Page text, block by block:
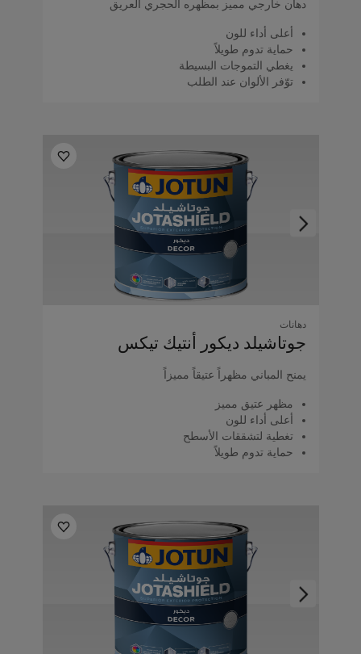
دهان خارجي مميز بمظهره الحجري العريق
أعلى أداء للون
حماية تدوم طويلاً
يغطي التموجات البسيطة
توّفر الألوان عند الطلب
دهانات
جوتاشيلد ديكور أنتيك تيكس
يمنح المباني مظهراً عتيقاً مميزاً
مظهر عتيق مميز
أعلى أداء للون
تغطية لتشققات الأسطح
حماية تدوم طويلاً